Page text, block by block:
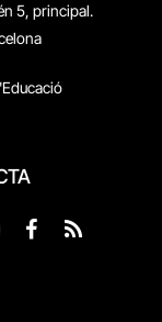
5, principal.
Facebook
RSS